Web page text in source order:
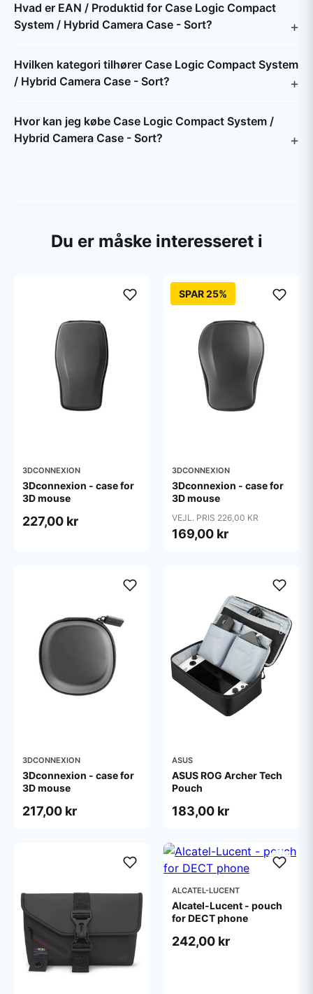
Hvad er EAN / Produktid for Case Logic Compact
System / Hybrid Camera Case - Sort?
Hvilken kategori tilhører Case Logic Compact System
/ Hybrid Camera Case - Sort?
Hvor kan jeg købe Case Logic Compact System /
Hybrid Camera Case - Sort?
Du er måske interesseret i
3DCONNEXION
3Dconnexion - case for
3D mouse
227,00 kr
SPAR 25%
3DCONNEXION
3Dconnexion - case for
3D mouse
VEJL. PRIS 226,00 KR
169,00 kr
3DCONNEXION
3Dconnexion - case for
3D mouse
217,00 kr
ASUS
ASUS ROG Archer Tech
Pouch
183,00 kr
ALCATEL-LUCENT
Alcatel-Lucent - pouch
for DECT phone
242,00 kr